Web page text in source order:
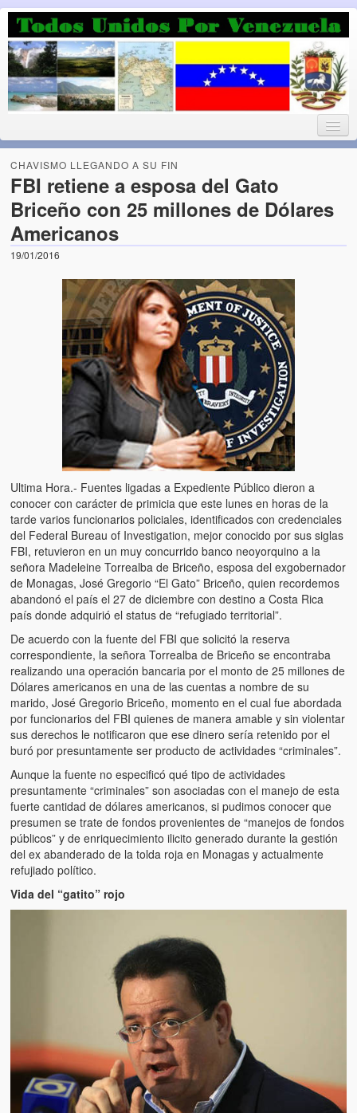
Luchando por la Democracia
Fuera el chavismo, la peor peste que le ha caido a esta tierra
Home
¡Bienvenido!
Todos Unidos por Venezuela te da la bienvenida a éste nuestro
Blog. (Todos Unidos por Venezuela welcomes you to our Blog)
Acerca de este blog (About this Blog)
El Tipo y los Rojos en Los Teques (The Jerk and the Reds in
Teques)
Hablé con Chavistas (I spoke with chavistas)
La burla del Chavez “tan amante de los niños” (The mockery of
Chavez “such a children lover”)
Los niños de las calles de Venezuela (Children of the streets of
Venezuela)
Luis y El Mono… en armas (Luis and El Mono… armed)
Puente Llaguno, Miraflores… ¿y Lina?
Radio Emisoras y canales de televisión clausurados por el
de Chávez hasta el 2009
Victimas del 11 de abril de 2002
Víctimas del régimen dictatorial de Chávez desde que tomó el
poder hasta el 31 de diciembre de 2009
Víctimas inocentes de la violencia castrista del 4 de Febrero de
1992
¡¡¡Miserable traidor, mira a tu pueblo!!! (Despicable traitor, look
your country!!!)
Fotos
Versos
CHAVISMO LLEGANDO A SU FIN
FBI retiene a esposa del Gato
Briceño con 25 millones de Dólares
Americanos
19/01/2016
Ultima Hora.- Fuentes ligadas a Expediente Público dieron a
conocer con carácter de primicia que este lunes en horas de la
tarde varios funcionarios policiales, identificados con credenciales
del Federal Bureau of Investigation, mejor conocido por sus siglas
FBI, retuvieron en un muy concurrido banco neoyorquino a la
señora Madeleine Torrealba de Briceño, esposa del exgobernador
de Monagas, José Gregorio “El Gato” Briceño, quien recordemos
abandonó el país el 27 de diciembre con destino a Costa Rica
país donde adquirió el status de “refugiado territorial”.
De acuerdo con la fuente del FBI que solicitó la reserva
correspondiente, la señora Torrealba de Briceño se encontraba
realizando una operación bancaria por el monto de 25 millones de
Dólares americanos en una de las cuentas a nombre de su
marido, José Gregorio Briceño, momento en el cual fue abordada
por funcionarios del FBI quienes de manera amable y sin violentar
sus derechos le notificaron que ese dinero sería retenido por el
buró por presuntamente ser producto de actividades “criminales”.
Aunque la fuente no especificó qué tipo de actividades
presuntamente “criminales” son asociadas con el manejo de esta
fuerte cantidad de dólares americanos, si pudimos conocer que
presumen se trate de fondos provenientes de “manejos de fondos
públicos” y de enriquecimiento ilicito generado durante la gestión
del ex abanderado de la tolda roja en Monagas y actualmente
refujiado político.
Vida del “gatito” rojo